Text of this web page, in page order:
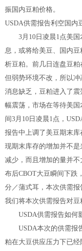
振国内豆粕价格。
USDA供需报告利空国内
3月10日凌晨1点美国
息，或将给美豆、国内
析豆粕。前几日连盘豆粕
但弱势环境不改，所以
消息缺乏，豆粕进入了
幅震荡，市场在等待美
间3月10日凌晨1点，
报告中上调了美豆期末
现期末库存的增加并不
减少，而且增加的量并
布后CBOT大豆瞬间下跌
分／蒲式耳，本次供需
我们将本次供需报告对豆
USDA供需报告如何
USDA本次的供需报告
粕在大豆供应压力下已